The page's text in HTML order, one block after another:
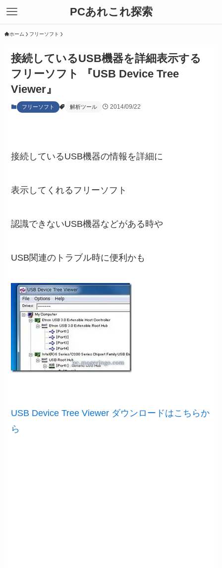
PCあれこれ探索
ホーム フリーソフト
接続しているUSB機器を詳細表示する
フリーソフト 『USB Device Tree
Viewer』
フリーソフト 解析ツール 2014/09/22
接続しているUSB機器の情報を詳細に
表示してくれるフリーソフト
認識できないUSB機器などがある時や
USB関連のトラブル時に便利かも
USB Device Tree Viewer ダウンロードはこちらか
ら